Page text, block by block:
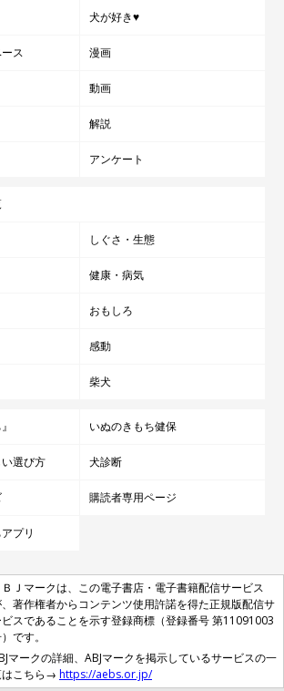
犬が好き♥
ス 漫画
動画
解説
アンケート
しぐさ・生態
健康・病気
おもしろ
感動
柴犬
いぬのきもち健保
選び方 犬診断
購読者専用ページ
プリ
ＢＪマークは、この電子書店・電子書籍配信サービス
著作権者からコンテンツ使用許諾を得た正規版配信サ
ビスであることを示す登録商標（登録番号 第11091003
です。
マークの詳細、ABJマークを掲示しているサービスの一
はこちら→ https://aebs.or.jp/